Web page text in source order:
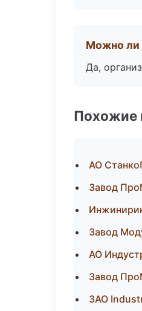
Можно ли
Да,
Похожие
АО
Завод
Завод
АО
Завод
ЗАО